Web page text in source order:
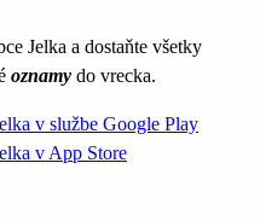
Jelka a dostaňte všetky
oznamy do vrecka.